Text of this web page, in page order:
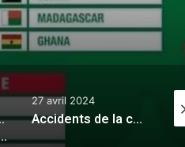
ET NOYADES
27 avril 2024
Accidents de la circulation : 146 morts et 5739 blessés en moins d’un mois